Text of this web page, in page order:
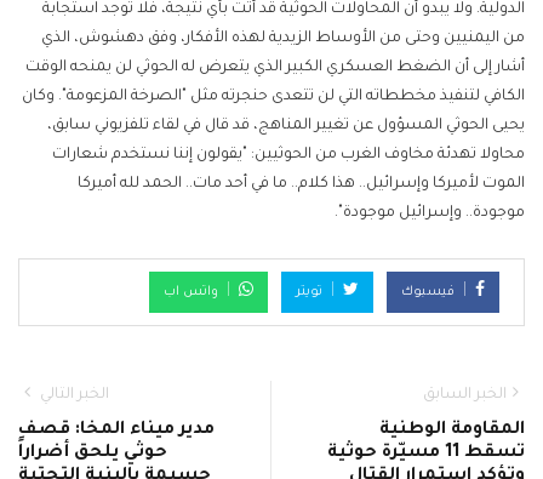
الدولية. ولا يبدو أن المحاولات الحوثية قد أتت بأي نتيجة، فلا توجد استجابة
من اليمنيين وحتى من الأوساط الزيدية لهذه الأفكار، وفق دهشوش، الذي
أشار إلى أن الضغط العسكري الكبير الذي يتعرض له الحوثي لن يمنحه الوقت
الكافي لتنفيذ مخططاته التي لن تتعدى حنجرته مثل "الصرخة المزعومة". وكان
يحيى الحوثي المسؤول عن تغيير المناهج، قد قال في لقاء تلفزيوني سابق،
محاولا تهدئة مخاوف الغرب من الحوثيين: "يقولون إننا نستخدم شعارات
الموت لأميركا وإسرائيل.. هذا كلام.. ما في أحد مات.. الحمد لله أميركا
موجودة.. وإسرائيل موجودة".
فيسبوك تويتر واتس اب
الخبر السابق
المقاومة الوطنية
تسقط 11 مسيّرة حوثية
الخبر التالي
مدير ميناء المخا: قصف
حوثي يلحق أضراراً